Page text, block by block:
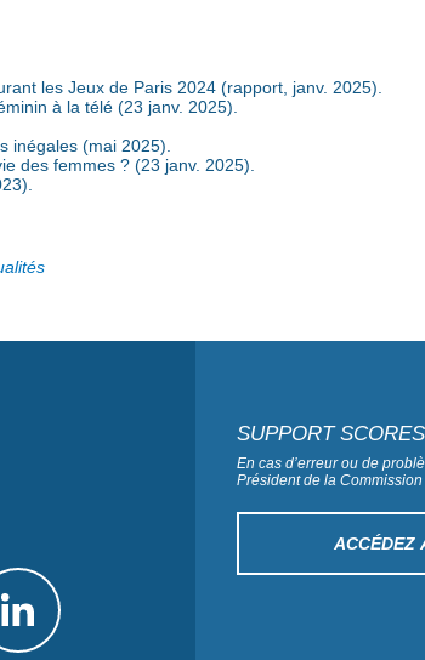
les Jeux de Paris 2024 (rapport, janv. 2025).
à la télé (23 janv. 2025).
inégales (mai 2025).
des femmes ? (23 janv. 2025).
SUPPORT
En cas d’erreur ou de
Président de la
ACCÉDEZ